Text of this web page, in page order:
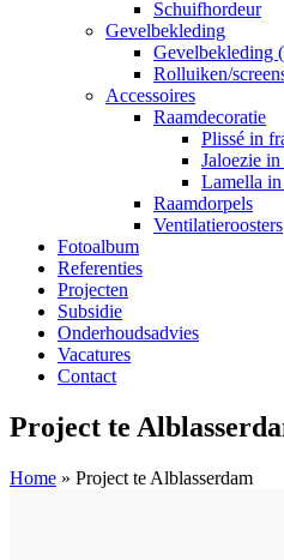
Schuifhordeur
Gevelbekleding
Gevelbekleding
Rolluiken/
Accessoires
Raamdecoratie
Plissé in
Jaloezie
Lamella
Raamdorpels
Ventilatieroosters
Fotoalbum
Referenties
Projecten
Subsidie
Onderhoudsadvies
Vacatures
Contact
Project te
Home » Project te Alblasserdam